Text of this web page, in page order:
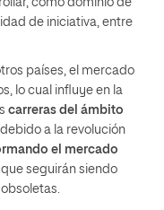
de iniciativa, entre
países, el mercado
lo cual influye en la
carreras del ámbito
debido a la revolución
el mercado
seguirán siendo